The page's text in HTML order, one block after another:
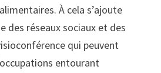
À cela s’ajoute
des réseaux sociaux et des
qui peuvent
entourant